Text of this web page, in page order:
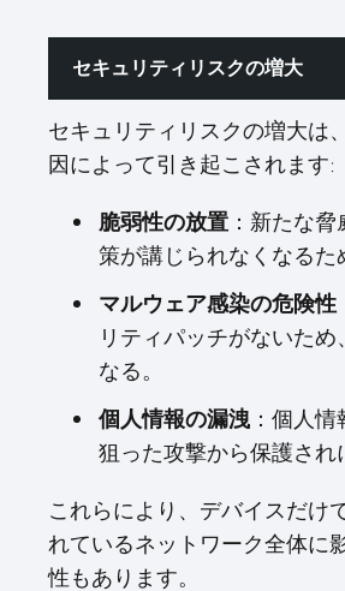
セキュリティリスクの増大
セキュリティリスクの増大は
因によって引き起こされます:
脆弱性の放置 ：新たな
策が講じられなくなるた
マルウェア感染の危険性
リティパッチがないため
なる。
個人情報の漏洩 ：個人
狙った攻撃から保護され
これらにより、デバイスだけ
れているネットワーク全体に
性もあります。